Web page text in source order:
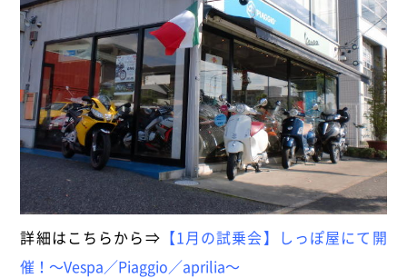
詳細はこちらから⇒【1月の試乗会】しっぽ屋にて開
催！～Vespa／Piaggio／aprilia～